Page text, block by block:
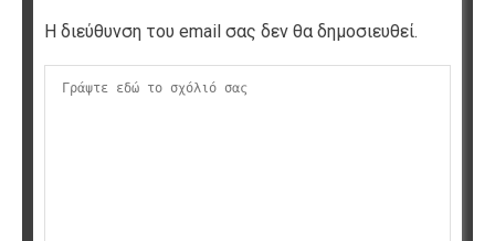
Η διεύθυνση του email σας δεν θα δημοσιευθεί.